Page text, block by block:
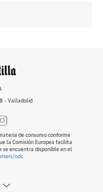
- Valladolid
de consumo conforme
la Comisión Europea facilita
se encuentra disponible en el
odr.